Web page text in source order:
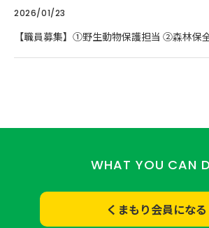
2026/01/23
【職員募集】①野生動物保護担当 ②森林保
WHAT YOU CAN
くまもり会員になる